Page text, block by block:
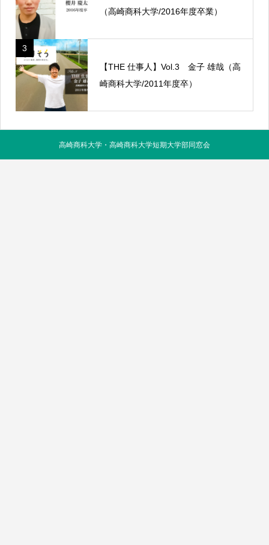
（高崎商科大学/2016年度卒業）
3
【THE 仕事人】Vol.3 金子 雄哉（高
崎商科大学/2011年度卒）
高崎商科大学・高崎商科大学短期大学部同窓会